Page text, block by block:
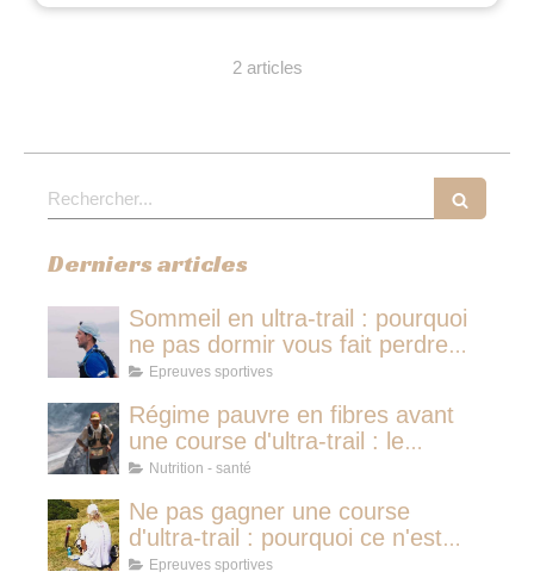
2 articles
Rechercher
Derniers articles
Sommeil en ultra-trail : pourquoi
ne pas dormir vous fait perdre
plus de temps qu'une micro-
Epreuves sportives
Régime pauvre en fibres avant
une course d'ultra-trail : le
protocole nutritionnel des
Nutrition - santé
Ne pas gagner une course
d'ultra-trail : pourquoi ce n'est
jamais avoir couru pour rien
Epreuves sportives